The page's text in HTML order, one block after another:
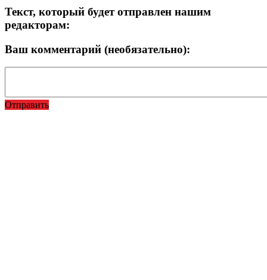
Текст, который будет отправлен нашим
редакторам:
Ваш комментарий (необязательно):
Отправить